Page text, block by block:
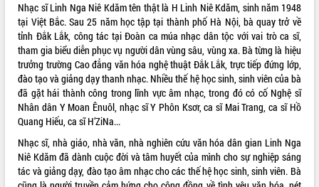
VIDEO
Loading the player...
Nhạc sĩ Linh Nga Niê Kdăm tên thật là H Linh Niê Kdăm, sinh năm 1948
tại Việt Bắc. Sau 25 năm học tập tại thành phố Hà Nội, bà quay trở về
tỉnh Đắk Lắk, công tác tại Đoàn ca múa nhạc dân tộc với vai trò ca sĩ,
tham gia biểu diễn phục vụ người dân vùng sâu, vùng xa. Bà từng là hiệu
trưởng trường Cao đẳng văn hóa nghệ thuật Đắk Lắk, trực tiếp đứng lớp,
đào tạo và giảng dạy thanh nhạc. Nhiều thế hệ học sinh, sinh viên của bà
đã gặt hái thành công trong lĩnh vực âm nhạc, trong đó có cố Nghệ sĩ
Nhân dân Y Moan Ênuôl, nhạc sĩ Y Phôn Ksơr, ca sĩ Mai Trang, ca sĩ Hồ
Quang Hiếu, ca sĩ H’ZiNa...
Nhạc sĩ, nhà giáo, nhà văn, nhà nghiên cứu văn hóa dân gian Linh Nga
Niê Kdăm đã dành cuộc đời và tâm huyết của mình cho sự nghiệp sáng
tác và giảng dạy, đào tạo âm nhạc cho các thế hệ học sinh, sinh viên. Bà